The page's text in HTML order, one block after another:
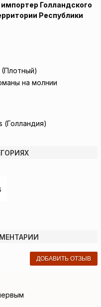
импортер Голландского
Республики
(Плотный)
на молнии
(Голландия)
ДОБАВИТЬ ОТЗЫВ